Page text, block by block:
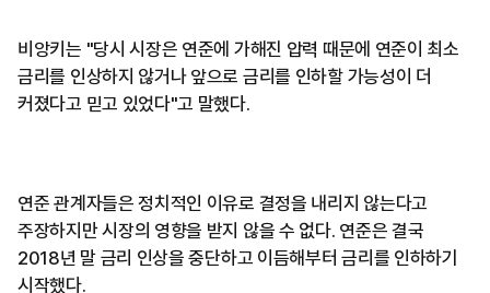
비앙키는 "당시 시장은 연준에 가해진 압력 때문에 연준이 최소
금리를 인상하지 않거나 앞으로 금리를 인하할 가능성이 더
커졌다고 믿고 있었다"고 말했다.
연준 관계자들은 정치적인 이유로 결정을 내리지 않는다고
주장하지만 시장의 영향을 받지 않을 수 없다. 연준은 결국
2018년 말 금리 인상을 중단하고 이듬해부터 금리를 인하하기
시작했다.